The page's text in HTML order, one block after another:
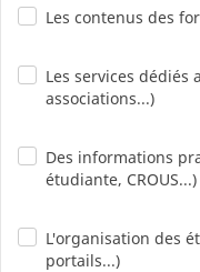
Les contenus des
Les services dédiés
associations...)
Des informations
étudiante, CROUS...)
L'organisation des
portails...)